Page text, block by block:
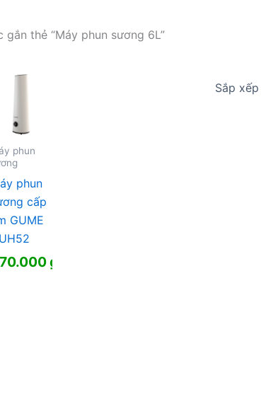
gắn thẻ “Máy phun sương 6L”
phun
phun
cấp
GUME
₫